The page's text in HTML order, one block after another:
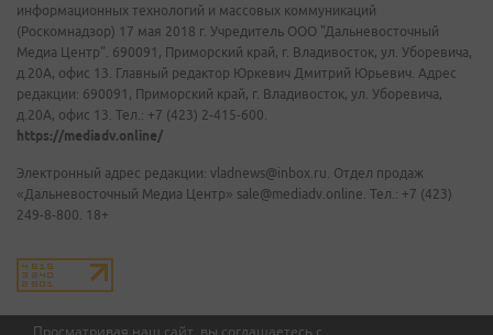
Просматривая наш сайт, вы соглашаетесь с
информационных технологий и массовых коммуникаций
(Роскомнадзор) 17 мая 2018 г. Учредитель ООО "Дальневосточный
Медиа Центр". 690091, Приморский край, г. Владивосток, ул. Уборевича,
д.20А, офис 13. Главный редактор Юркевич Дмитрий Юрьевич. Адрес
редакции: 690091, Приморский край, г. Владивосток, ул. Уборевича,
д.20А, офис 13. Тел.: +7 (423) 2-415-600.
https://mediadv.online/
Электронный адрес редакции: vladnews@inbox.ru. Отдел продаж
«Дальневосточный Медиа Центр» sale@mediadv.online. Тел.: +7 (423)
249-8-800. 18+